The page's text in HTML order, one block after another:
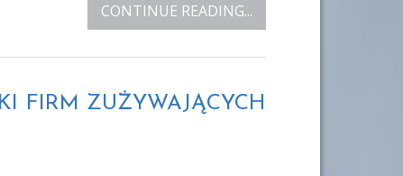
CONTINUE READING...
FIRM ZUŻYWAJĄCYCH